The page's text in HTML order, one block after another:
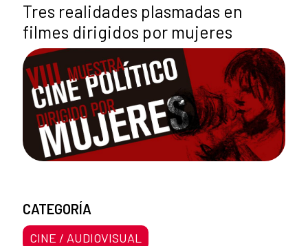
Tres realidades plasmadas en
filmes dirigidos por mujeres
CATEGORÍA
CINE / AUDIOVISUAL